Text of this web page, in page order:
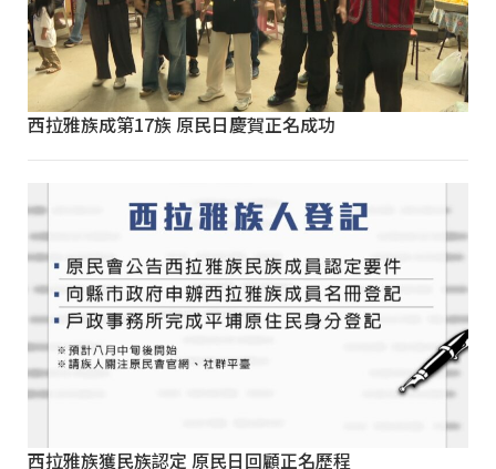
西拉雅族成第17族 原民日慶賀正名成功
西拉雅族獲民族認定 原民日回顧正名歷程